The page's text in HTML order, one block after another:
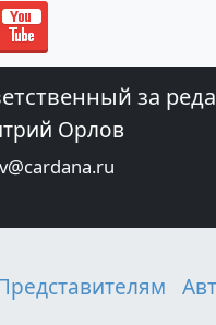
за
Орлов